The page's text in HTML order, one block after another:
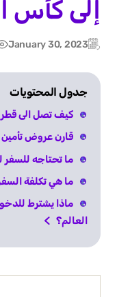
إلى كأس
Updated:
January 30, 2023
جدول المحتويات
كيف تصل الى
قارن عروض تأمين
ما تحتاجه للسفر
ما هي تكلفة السفر
ماذا يشترط
العالم؟